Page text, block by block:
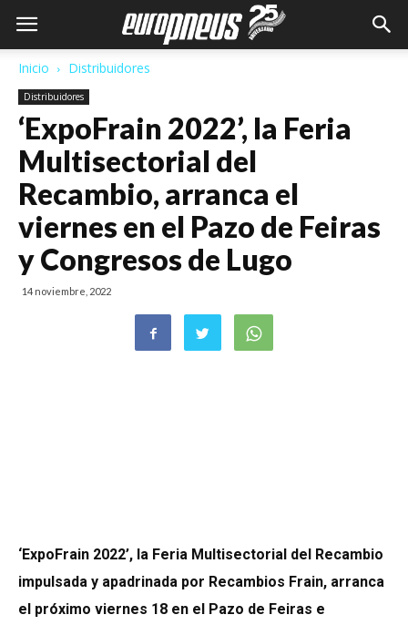
Inicio Distribuidores
Distribuidores
‘ExpoFrain 2022’, la Feria
Multisectorial del
Recambio, arranca el
viernes en el Pazo de Feiras
y Congresos de Lugo
14 noviembre, 2022
‘ExpoFrain 2022’, la Feria Multisectorial del Recambio
impulsada y apadrinada por Recambios Frain, arranca
el próximo viernes 18 en el Pazo de Feiras e